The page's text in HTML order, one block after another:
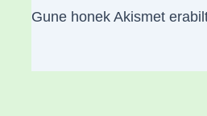
Gune honek Akismet